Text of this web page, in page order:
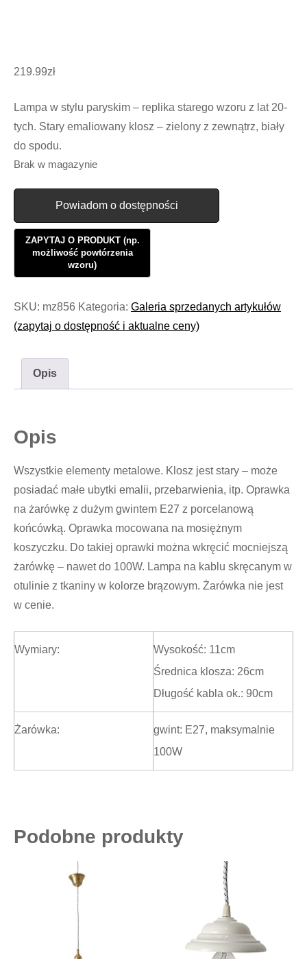
219.99zł
Lampa w stylu paryskim – replika starego wzoru z lat 20-
tych. Stary emaliowany klosz – zielony z zewnątrz, biały
do spodu.
Brak w magazynie
Powiadom o dostępności
SKU: mz856 Kategoria: Galeria sprzedanych artykułów
(zapytaj o dostępność i aktualne ceny)
Opis
Opis
Wszystkie elementy metalowe. Klosz jest stary – może
posiadać małe ubytki emalii, przebarwienia, itp. Oprawka
na żarówkę z dużym gwintem E27 z porcelanową
końcówką. Oprawka mocowana na mosiężnym
koszyczku. Do takiej oprawki można wkręcić mocniejszą
żarówkę – nawet do 100W. Lampa na kablu skręcanym w
otulinie z tkaniny w kolorze brązowym. Żarówka nie jest
w cenie.
Wymiary:
Wysokość: 11cm
Średnica klosza: 26cm
Długość kabla ok.: 90cm
Żarówka:
gwint: E27, maksymalnie
100W
Podobne produkty